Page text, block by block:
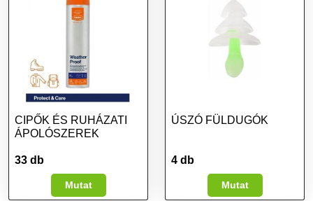
CIPŐK ÉS RUHÁZATI
ÁPOLÓSZEREK
33 db
Mutat
ÚSZÓ FÜLDUGÓK
4 db
Mutat